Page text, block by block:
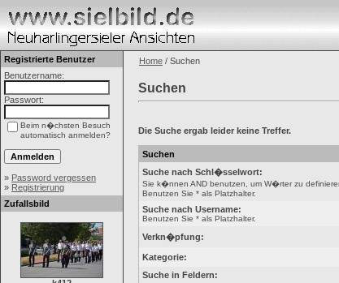
Registrierte Benutzer
Benutzername:
Passwort:
Beim n�chsten Besuch
automatisch anmelden?
» Password vergessen
» Registrierung
Zufallsbild
Home / Suchen
Suchen
Die Suche ergab leider keine Treffer.
Suchen
Suche nach Schl�sselwort:
Sie k�nnen AND benutzen, um W�rter zu
Benutzen Sie * als Platzhalter.
Suche nach Username:
Benutzen Sie * als Platzhalter.
Verkn�pfung:
Kategorie:
Suche in Feldern: